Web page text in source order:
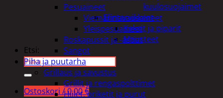
kuulosuojaimet
Elintarvikkeet
Keksit ja piparit
Mausteet
Etsi:
Ostoskori /0,00€
Pesuaineet
Viemärinavausaineet
Yleispesuaineet
Roskapussit ja -astiat
Sangot
Piha ja puutarha
Grillaus ja savustus
Grillit ja rengaspolttimet
Hiilet, briketit ja purut